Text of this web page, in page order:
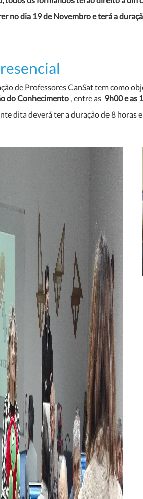
no dia 19 de Novembro e terá a
de Professores CanSat tem como
do Conhecimento , entre as 9h00 e as
dita deverá ter a duração de 8 horas